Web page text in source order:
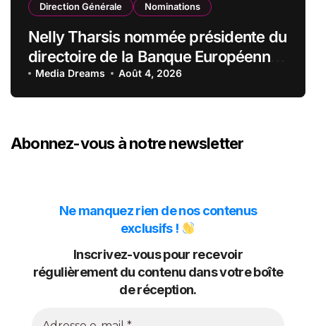
Direction Générale Nominations
Nelly Tharsis nommée présidente du
directoire de la Banque Européenne
du Crédit Mutuel
Media Dreams Août 4, 2026
Abonnez-vous à notre newsletter
Ne manquez rien de nos contenus
exclusifs !
Inscrivez-vous pour recevoir
régulièrement du contenu dans votre boîte
de réception.